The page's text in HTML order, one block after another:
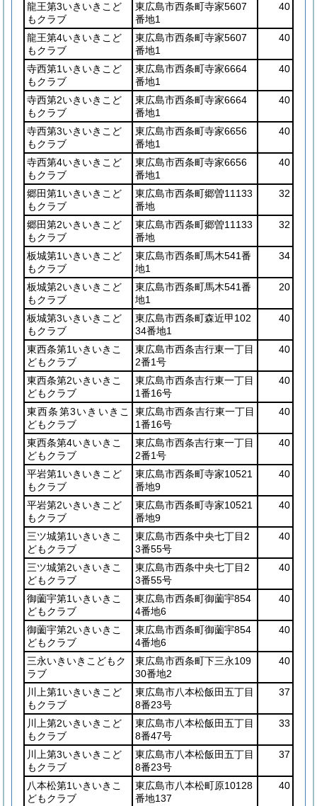
龍王第3いきいきこど
もクラブ
東広島市西条町寺家5607
番地1
40
龍王第4いきいきこど
もクラブ
東広島市西条町寺家5607
番地1
40
寺西第1いきいきこど
もクラブ
東広島市西条町寺家6664
番地1
40
寺西第2いきいきこど
もクラブ
東広島市西条町寺家6664
番地1
40
寺西第3いきいきこど
もクラブ
東広島市西条町寺家6656
番地1
40
寺西第4いきいきこど
もクラブ
東広島市西条町寺家6656
番地1
40
郷田第1いきいきこど
もクラブ
東広島市西条町郷曽11133
番地
32
郷田第2いきいきこど
もクラブ
東広島市西条町郷曽11133
番地
32
板城第1いきいきこど
もクラブ
東広島市西条町馬木541番
地1
34
板城第2いきいきこど
もクラブ
東広島市西条町馬木541番
地1
20
板城第3いきいきこど
もクラブ
東広島市西条町森近甲102
34番地1
40
東西条第1いきいきこ
どもクラブ
東広島市西条吉行東一丁目
2番1号
40
東西条第2いきいきこ
どもクラブ
東広島市西条吉行東一丁目
1番16号
40
東西条第3いきいきこ
どもクラブ
東広島市西条吉行東一丁目
1番16号
40
東西条第4いきいきこ
どもクラブ
東広島市西条吉行東一丁目
2番1号
40
平岩第1いきいきこど
もクラブ
東広島市西条町寺家10521
番地9
40
平岩第2いきいきこど
もクラブ
東広島市西条町寺家10521
番地9
40
三ツ城第1いきいきこ
どもクラブ
東広島市西条中央七丁目2
3番55号
40
三ツ城第2いきいきこ
どもクラブ
東広島市西条中央七丁目2
3番55号
40
御薗宇第1いきいきこ
どもクラブ
東広島市西条町御薗宇854
4番地6
40
御薗宇第2いきいきこ
どもクラブ
東広島市西条町御薗宇854
4番地6
40
三永いきいきこどもク
ラブ
東広島市西条町下三永109
30番地2
40
川上第1いきいきこど
もクラブ
東広島市八本松飯田五丁目
8番23号
37
川上第2いきいきこど
もクラブ
東広島市八本松飯田五丁目
8番47号
33
川上第3いきいきこど
もクラブ
東広島市八本松飯田五丁目
8番23号
37
八本松第1いきいきこ
どもクラブ
東広島市八本松町原10128
番地137
40